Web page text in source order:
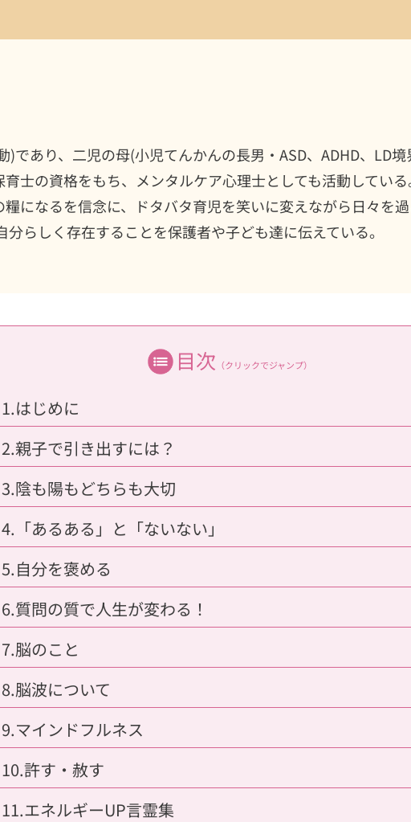
)であり、二児の母(小児てんかんの長男・ASD、ADHD、LD境
士の資格をもち、メンタルケア心理士としても活動している
になるを信念に、ドタバタ育児を笑いに変えながら日々を過
分らしく存在することを保護者や子ども達に伝えている。
目次 （クリックでジャンプ）
1.はじめに
2.親子で引き出すには？
3.陰も陽もどちらも大切
4.「あるある」と「ないない」
5.自分を褒める
6.質問の質で人生が変わる！
7.脳のこと
8.脳波について
9.マインドフルネス
10.許す・赦す
11.エネルギーUP言霊集